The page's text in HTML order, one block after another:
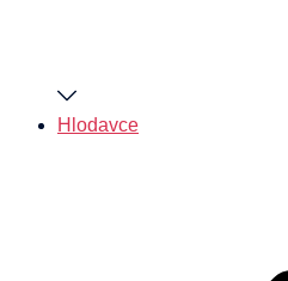
Hlodavce